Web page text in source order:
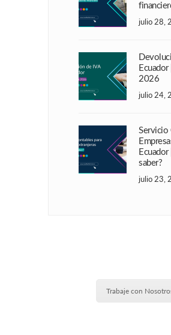
julio 28,
2026
julio 24,
Servicio
saber?
julio 23,
Trabaje con